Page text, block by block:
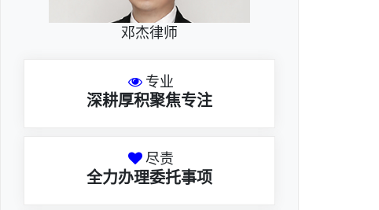
邓杰律师
专业
深耕厚积聚焦专注
尽责
全力办理委托事项